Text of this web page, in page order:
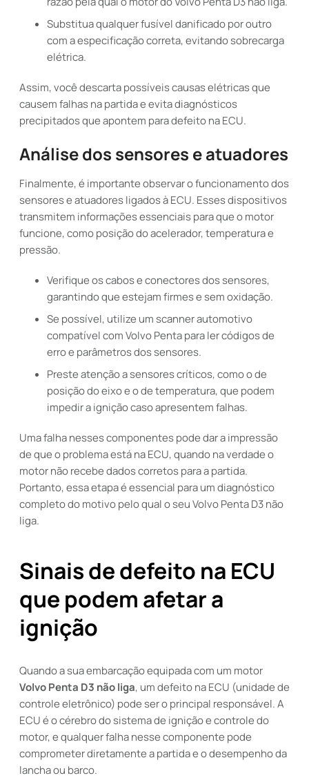
Substitua qualquer fusível danificado por outro
com a especificação correta, evitando sobrecarga
elétrica.
Assim, você descarta possíveis causas elétricas que
causem falhas na partida e evita diagnósticos
precipitados que apontem para defeito na ECU.
Análise dos sensores e atuadores
Finalmente, é importante observar o funcionamento dos
sensores e atuadores ligados à ECU. Esses dispositivos
transmitem informações essenciais para que o motor
funcione, como posição do acelerador, temperatura e
pressão.
Verifique os cabos e conectores dos sensores,
garantindo que estejam firmes e sem oxidação.
Se possível, utilize um scanner automotivo
compatível com Volvo Penta para ler códigos de
erro e parâmetros dos sensores.
Preste atenção a sensores críticos, como o de
posição do eixo e o de temperatura, que podem
impedir a ignição caso apresentem falhas.
Uma falha nesses componentes pode dar a impressão
de que o problema está na ECU, quando na verdade o
motor não recebe dados corretos para a partida.
Portanto, essa etapa é essencial para um diagnóstico
completo do motivo pelo qual o seu Volvo Penta D3 não
liga.
Sinais de defeito na ECU
que podem afetar a
ignição
Quando a sua embarcação equipada com um motor
Volvo Penta D3 não liga, um defeito na ECU (unidade de
controle eletrônico) pode ser o principal responsável. A
ECU é o cérebro do sistema de ignição e controle do
motor, e qualquer falha nesse componente pode
comprometer diretamente a partida e o desempenho da
lancha ou barco.